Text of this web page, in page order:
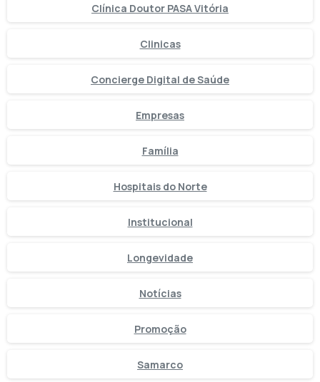
Clínica Doutor PASA Vitória
Clinicas
Concierge Digital de Saúde
Empresas
Família
Hospitais do Norte
Institucional
Longevidade
Notícias
Promoção
Samarco